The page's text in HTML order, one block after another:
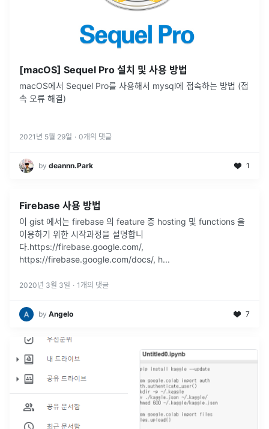
[macOS] Sequel Pro 설치 및 사용 방법
macOS에서 Sequel Pro를 사용해서 mysql에 접속하는 방법 (접
속 오류 해결)
2021년 5월 29일 · 0개의 댓글
by deannn.Park 1
Firebase 사용 방법
이 gist 에서는 firebase 의 feature 중 hosting 및 functions 을
이용하기 위한 시작과정을 설명합니
다.https://firebase.google.com/,
https://firebase.google.com/docs/, h...
2020년 3월 3일 · 1 개의 댓글
by Angelo 7